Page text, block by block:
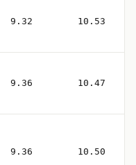
9.32 10.53
9.36 10.47
9.36 10.50